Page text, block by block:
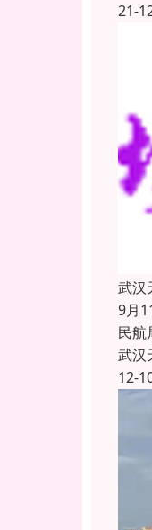
21-
武汉
9月
民航
武汉
12-